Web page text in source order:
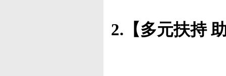
2. 【多元扶持